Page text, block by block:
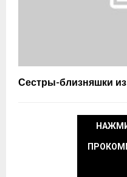
Сестры-близняшки